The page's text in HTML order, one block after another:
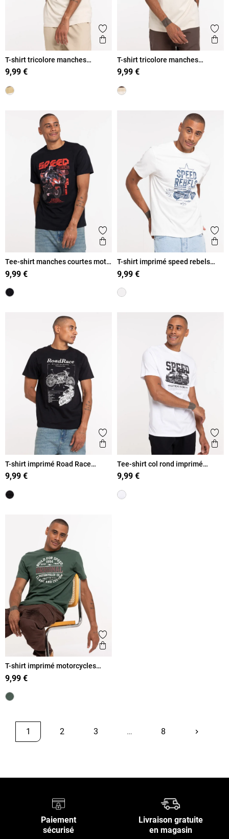
Ajouter aux favoris
Aperçu rapide
T-shirt tricolore manches
courtes homme
9,99 €
T-shirt tricolore manches
courtes homme
9,99 €
Ajouter aux favoris
Aperçu rapide
Tee-shirt manches courtes moto
homme
9,99 €
T-shirt imprimé speed rebels
homme
9,99 €
Ajouter aux favoris
Aperçu rapide
T-shirt imprimé Road Race
homme
9,99 €
Tee-shirt col rond imprimé
voiture homme
9,99 €
Ajouter aux favoris
Aperçu rapide
T-shirt imprimé motorcycles
homme
9,99 €
1 2 3 … 8 keyboard_arrow_rightSuivant
Paiement
sécurisé
Livraison gratuite
en magasin